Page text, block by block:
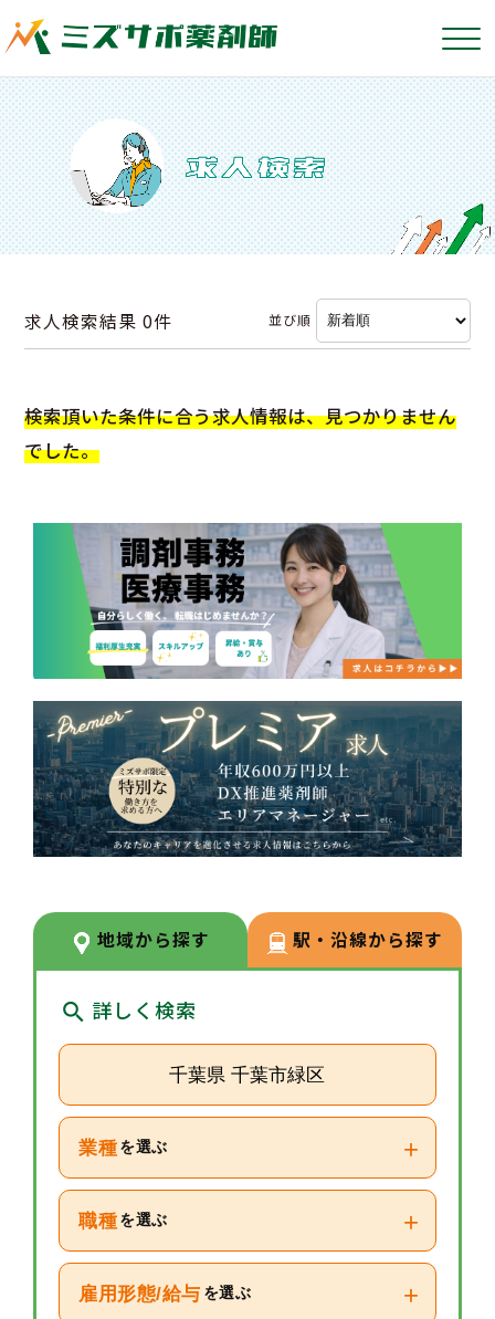
求人検索結果0件 並び順
検索頂いた条件に合う求人情報は、見つかりません
でした。
地域から探す 駅・沿線から探す
詳しく検索
千葉県 千葉市緑区
業種 を選ぶ +
職種 を選ぶ +
雇用形態/給与 を選ぶ +